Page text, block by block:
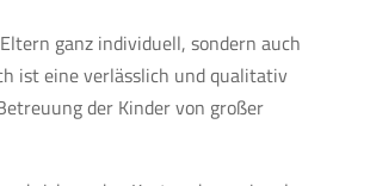
ganz individuell, sondern auch
ist eine verlässlich und qualitativ
der Kinder von großer